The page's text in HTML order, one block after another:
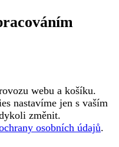
webu a košíku.
nastavíme jen s vaším
změnit.
osobních údajů.